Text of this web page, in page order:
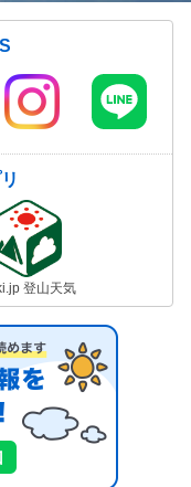
登山天気